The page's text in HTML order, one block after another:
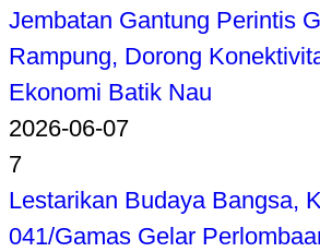
Jembatan Gantung Perintis
Rampung, Dorong
Ekonomi Batik Nau
2026-06-07
7
Lestarikan Budaya Bangsa,
041/Gamas Gelar